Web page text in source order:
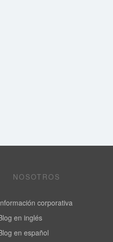
NOSOTROS
Información corporativa
Blog en inglés
Blog en español